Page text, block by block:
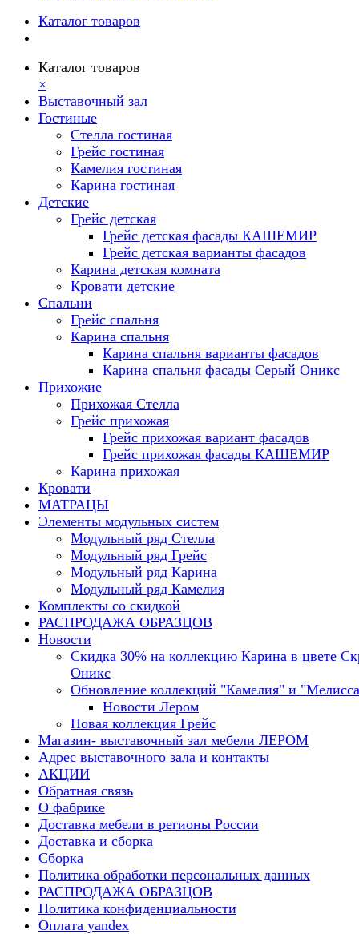
Каталог товаров
Каталог товаров
×
Выставочный зал
Гостиные
Стелла гостиная
Грейс гостиная
Камелия гостиная
Карина гостиная
Детские
Грейс детская
Грейс детская фасады КАШЕМИР
Грейс детская варианты фасадов
Карина детская комната
Кровати детские
Спальни
Грейс спальня
Карина спальня
Карина спальня варианты фасадов
Карина спальня фасады Серый Оникс
Прихожие
Прихожая Стелла
Грейс прихожая
Грейс прихожая вариант фасадов
Грейс прихожая фасады КАШЕМИР
Карина прихожая
Кровати
МАТРАЦЫ
Элементы модульных систем
Модульный ряд Стелла
Модульный ряд Грейс
Модульный ряд Карина
Модульный ряд Камелия
Комплекты со скидкой
РАСПРОДАЖА ОБРАЗЦОВ
Новости
Скидка 30% на коллекцию Карина в цвете
Оникс
Обновление коллекций "Камелия" и
Новости Лером
Новая коллекция Грейс
Магазин- выставочный зал мебели ЛЕРОМ
Адрес выставочного зала и контакты
АКЦИИ
Обратная связь
О фабрике
Доставка мебели в регионы России
Доставка и сборка
Сборка
Политика обработки персональных данных
РАСПРОДАЖА ОБРАЗЦОВ
Политика конфиденциальности
Оплата yandex